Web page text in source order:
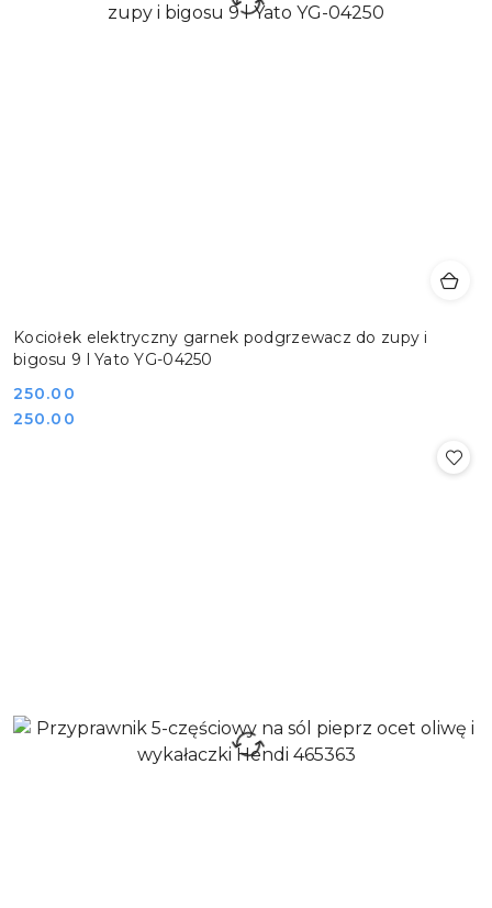
Kociołek elektryczny garnek podgrzewacz do zupy i
bigosu 9 l Yato YG-04250
Cena:
250.00
Cena:
250.00